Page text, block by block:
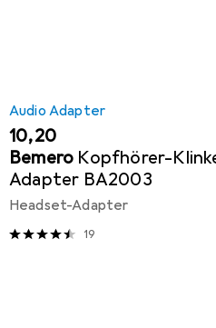
Audio Adapter
EUR
10,20
Bemero Kopfhörer-
Adapter BA2003
Headset-Adapter
19